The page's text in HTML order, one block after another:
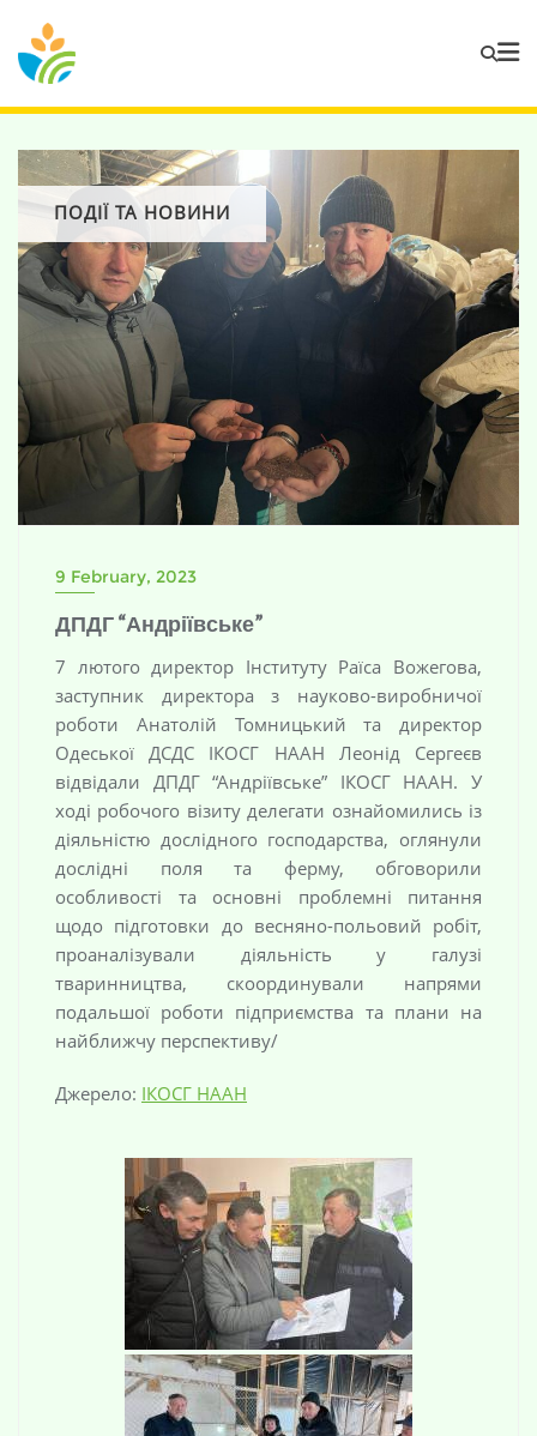
ПОДІЇ ТА НОВИНИ
9 February, 2023
ДПДГ “Андріївське”
7 лютого директор Інституту Раїса Вожегова,
заступник директора з науково-виробничої
роботи Анатолій Томницький та директор
Одеської ДСДС ІКОСГ НААН Леонід Сергеєв
відвідали ДПДГ “Андріївське” ІКОСГ НААН. У
ході робочого візиту делегати ознайомились із
діяльністю дослідного господарства, оглянули
дослідні поля та ферму, обговорили
особливості та основні проблемні питання
щодо підготовки до весняно-польовий робіт,
проаналізували діяльність у галузі
тваринництва, скоординували напрями
подальшої роботи підприємства та плани на
найближчу перспективу/
Джерело: ІКОСГ НААН